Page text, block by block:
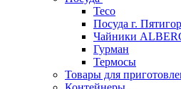
Teco
Посуда г.
Чайники
Гурман
Термосы
Товары для